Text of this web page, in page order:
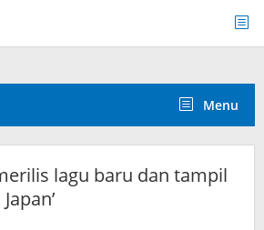
Menu
lagu baru dan tampil